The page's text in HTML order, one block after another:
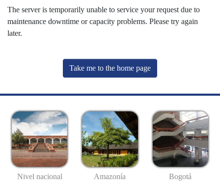
The server is temporarily unable to service your request due to
maintenance downtime or capacity problems. Please try again
later.
Take me to the home page
Nivel nacional Amazonía Bogotá